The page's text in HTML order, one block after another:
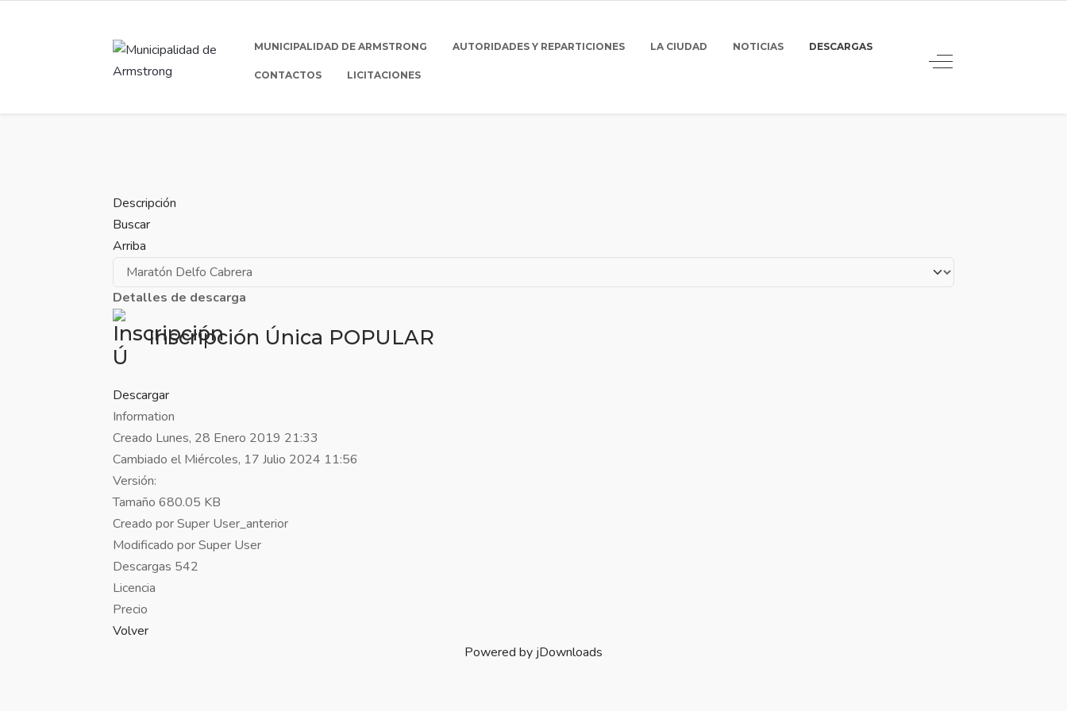
MUNICIPALIDAD DE ARMSTRONG AUTORIDADES Y REPARTICIONES LA CIUDAD NOTICIAS DESCARGAS
CONTACTOS LICITACIONES
Descripción
Buscar
Arriba
Detalles de descarga
Inscripción Única POPULAR
Descargar
Information
Creado Lunes, 28 Enero 2019 21:33
Cambiado el Miércoles, 17 Julio 2024 11:56
Versión:
Tamaño 680.05 KB
Creado porSuper User_anterior
Modificado porSuper User
Descargas 542
Licencia
Precio
Volver
Powered by jDownloads